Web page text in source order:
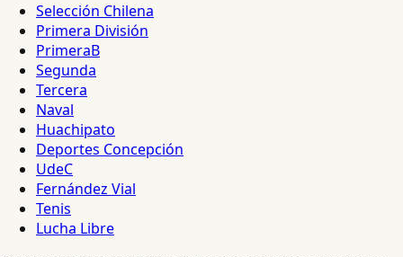
Selección Chilena
Primera División
PrimeraB
Segunda
Tercera
Naval
Huachipato
Deportes Concepción
UdeC
Fernández Vial
Tenis
Lucha Libre